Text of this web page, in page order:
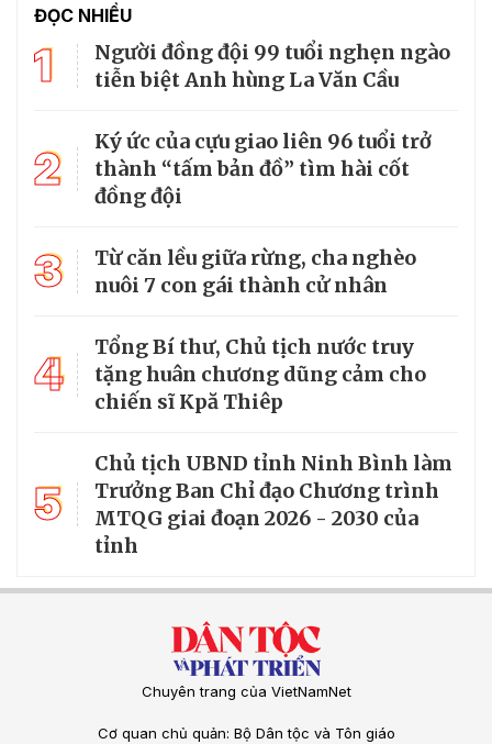
ĐỌC NHIỀU
1
Người đồng đội 99 tuổi nghẹn ngào
tiễn biệt Anh hùng La Văn Cầu
2
Ký ức của cựu giao liên 96 tuổi trở
thành “tấm bản đồ” tìm hài cốt
đồng đội
3
Từ căn lều giữa rừng, cha nghèo
nuôi 7 con gái thành cử nhân
4
Tổng Bí thư, Chủ tịch nước truy
tặng huân chương dũng cảm cho
chiến sĩ Kpă Thiêp
5
Chủ tịch UBND tỉnh Ninh Bình làm
Trưởng Ban Chỉ đạo Chương trình
MTQG giai đoạn 2026 - 2030 của
tỉnh
Chuyên trang của VietNamNet
Cơ quan chủ quản: Bộ Dân tộc và Tôn giáo